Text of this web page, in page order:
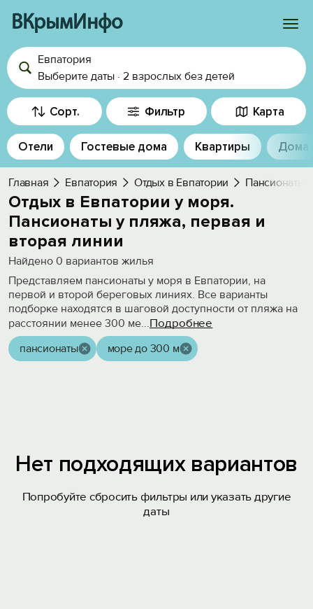
ВКрымИнфо
Войти
Избранное
История просмотра
Добавить свой объект
Евпатория
Выберите даты · 2 взрослых без детей
Сорт. Фильтр Карта
Отели Гостевые дома Квартиры Дома
Главная Евпатория Отдых в Евпатории Пансионаты
Отдых в Евпатории у моря.
Пансионаты у пляжа, первая и
вторая линии
Найдено 0 вариантов жилья
Представляем пансионаты у моря в Евпатории, на
первой и второй береговых линиях. Все варианты
подборке находятся в шаговой доступности от пляжа на
расстоянии менее 300 ме...Подробнее
пансионаты море до 300 м
Нет подходящих вариантов
Попробуйте сбросить фильтры или указать другие
даты